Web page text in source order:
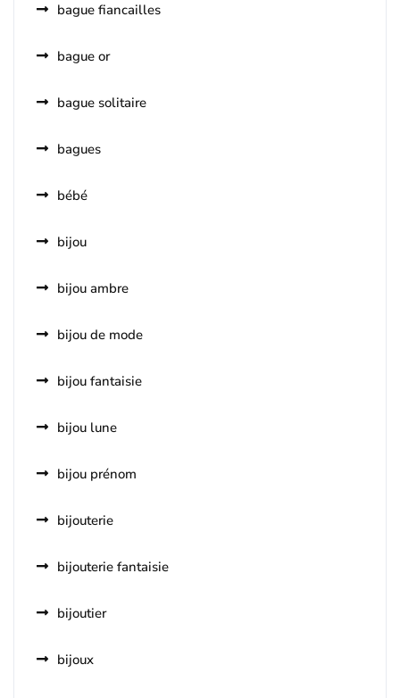
bague fiancailles
bague or
bague solitaire
bagues
bébé
bijou
bijou ambre
bijou de mode
bijou fantaisie
bijou lune
bijou prénom
bijouterie
bijouterie fantaisie
bijoutier
bijoux